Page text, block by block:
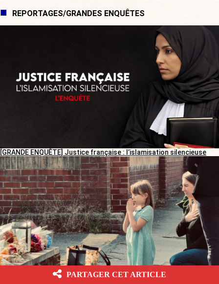
REPORTAGES/GRANDES ENQUÊTES
[GRANDE ENQUÊTE] Justice française : l’islamisation silencieuse
PARTAGER CET ARTICLE